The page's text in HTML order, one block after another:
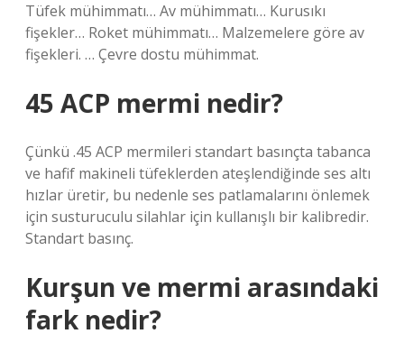
Tüfek mühimmatı… Av mühimmatı… Kurusıkı
fişekler… Roket mühimmatı… Malzemelere göre av
fişekleri. … Çevre dostu mühimmat.
45 ACP mermi nedir?
Çünkü .45 ACP mermileri standart basınçta tabanca
ve hafif makineli tüfeklerden ateşlendiğinde ses altı
hızlar üretir, bu nedenle ses patlamalarını önlemek
için susturuculu silahlar için kullanışlı bir kalibredir.
Standart basınç.
Kurşun ve mermi arasındaki
fark nedir?